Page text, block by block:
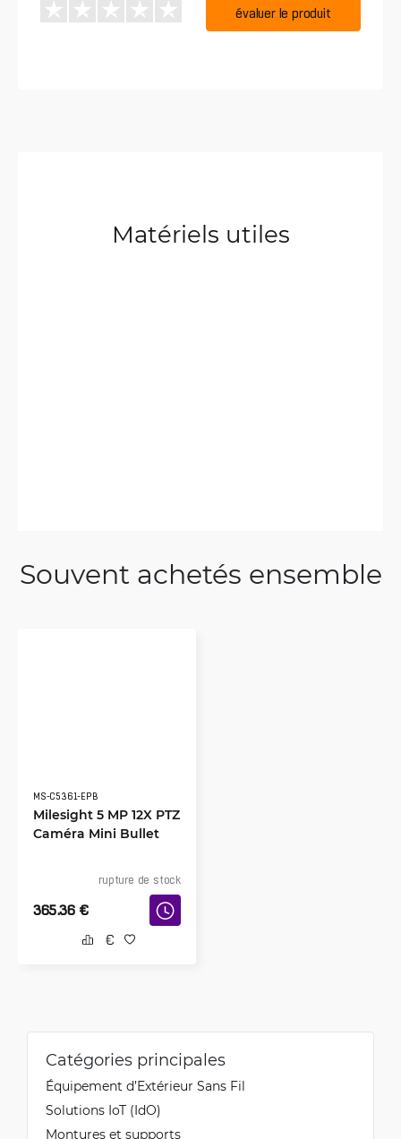
évaluer le produit
Matériels utiles
Souvent achetés ensemble
MS-C5361-EPB
Milesight 5 MP 12X PTZ
Caméra Mini Bullet
rupture de stock
365.36 €
Catégories principales
Équipement d’Extérieur Sans Fil
Solutions IoT (IdO)
Montures et supports